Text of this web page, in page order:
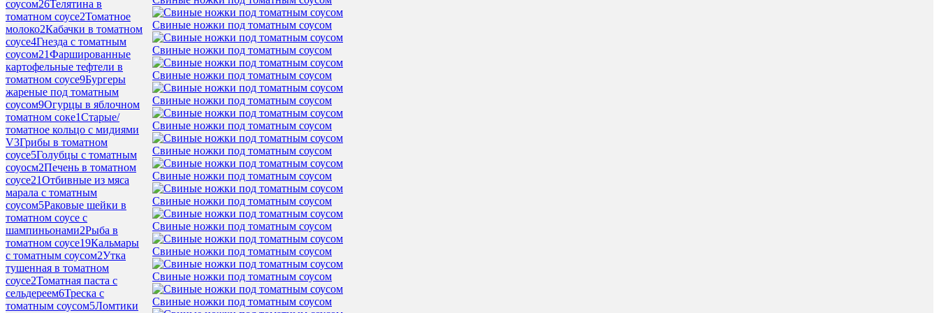
соусом26Телятина в
томатном соусе2Томатное
молоко2Кабачки в томатном
соусе4Гнезда с томатным
соусом21Фаршированные
картофельные тефтели в
томатном соусе9Бургеры
жареные под томатным
соусом9Огурцы в яблочном
томатном соке1Старые/
томатное кольцо с мидиями
V3Грибы в томатном
соусе5Голубцы с томатным
соуосм2Печень в томатном
соусе21Отбивные из мяса
марала с томатным
соусом5Раковые шейки в
томатном соусе с
шампиньонами2Рыба в
томатном соусе19Кальмары
с томатным соусом2Утка
тушенная в томатном
соусе2Томатная паста с
сельдереем6Треска с
томатным соусом5Ломтики
Свиные ножки под томатным соусом
Свиные ножки под томатным соусом
Свиные ножки под томатным соусом
Свиные ножки под томатным соусом
Свиные ножки под томатным соусом
Свиные ножки под томатным соусом
Свиные ножки под томатным соусом
Свиные ножки под томатным соусом
Свиные ножки под томатным соусом
Свиные ножки под томатным соусом
Свиные ножки под томатным соусом
Свиные ножки под томатным соусом